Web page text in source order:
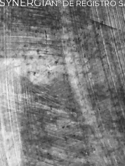
Nº DE REGISTRO